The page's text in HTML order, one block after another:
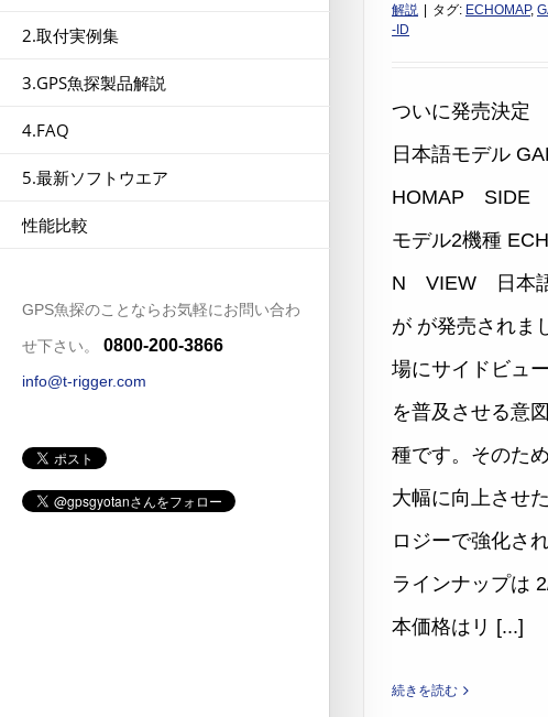
2.取付実例集
3.GPS魚探製品解説
4.FAQ
5.最新ソフトウエア
性能比較
GPS魚探のことならお気軽にお問い合わ
せ下さい。 0800-200-3866
info@t-rigger.com
解説
タグ: ECHOMAP,
-ID
ついに発売決
日本語モデル
HOMAP SIDE
モデル2機種
N VIEW 日本
が が発売されま
場にサイドビュ
を普及させる意
種です。そのた
大幅に向上させ
ロジーで強化さ
ラインナップは
本価格はリ [...]
続きを読む